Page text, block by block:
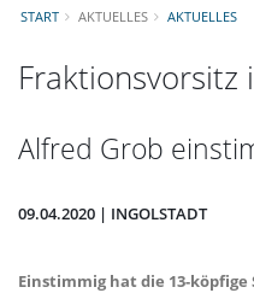
START AKTUELLES AKTUELLES
Fraktionsvorsitz
Alfred Grob
09.04.2020 | INGOLSTADT
Einstimmig hat die 13-